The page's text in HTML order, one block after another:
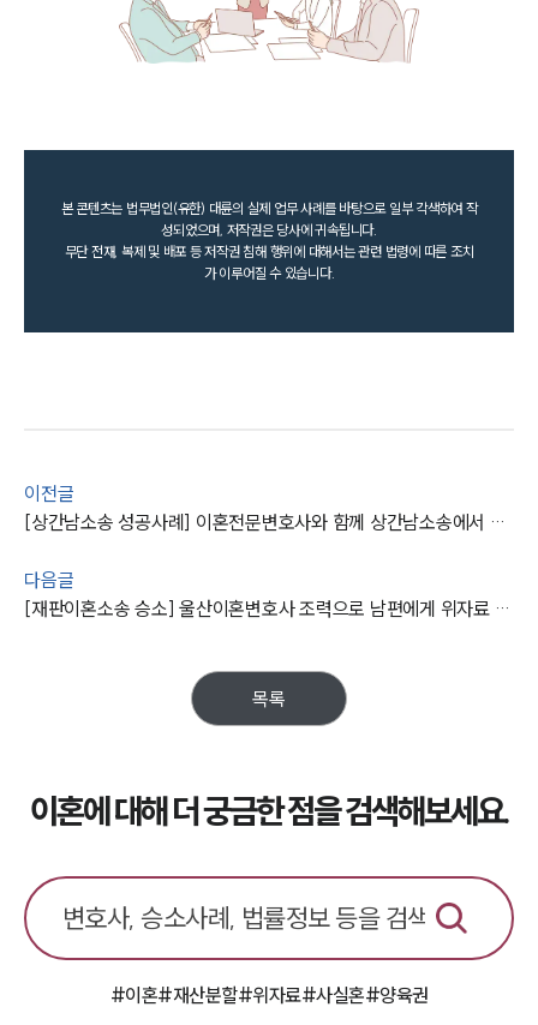
본 콘텐츠는 법무법인(유한) 대륜의 실제 업무 사례를 바탕으로 일부 각색하여 작
성되었으며, 저작권은 당사에 귀속됩니다.
무단 전재, 복제 및 배포 등 저작권 침해 행위에 대해서는 관련 법령에 따른 조치
가 이루어질 수 있습니다.
이전글
[상간남소송 성공사례] 이혼전문변호사와 함께 상간남소송에서 승소하여, 위자료 청구에 성공하다
다음글
[재판이혼소송 승소] 울산이혼변호사 조력으로 남편에게 위자료 1000만 원 받음
목록
이혼에 대해 더 궁금한 점을 검색해보세요.
#이혼#재산분할#위자료#사실혼#양육권